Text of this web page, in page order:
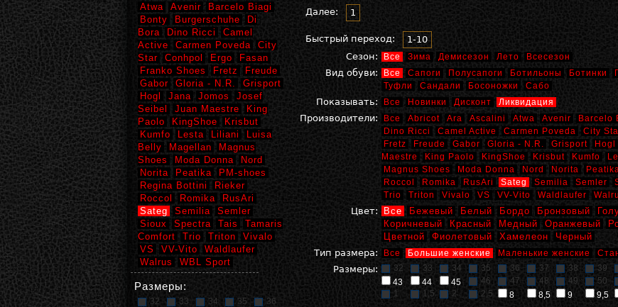
Далее: 1
Быстрый переход:
1-10
Сезон:
Все Зима Демисезон Лето Всесезон
Вид обуви: Все Сапоги Полусапоги Ботильоны Ботинки
Туфли
Сандали Босоножки Сабо
Показывать: Все Новинки Дисконт Ликвидация
Производители: Все Abricot Ara Ascalini Atwa Avenir Barcelo
Dino Ricci
Camel Active Carmen Poveda City
Fretz
Freude Gabor Gloria - N.R. Grisport Hogl
Maestre
King Paolo KingShoe Krisbut Kumfo
Magnus Shoes
Moda Donna Nord Norita
Roccol
Romika RusAri Sateg Semilia Semler
Trio
Triton Vivalo VS VV-Vito Waldlaufer
Цвет: Все Бежевый Белый Бордо Бронзовый
Коричневый
Красный Медный Оранжевый
Цветной
Фиолетовый Хамелеон
Черный
Тип размера:
Все Большие женские Маленькие женские
Размеры: 32 33 34 35 36 37 38 39
43
44 45 46 47 48 49 50
1
1,5 2 2,5 8 8,5 9 9,5
Atwa
Avenir
Barcelo Biagi
Bonty
Burgerschuhe
Di
Bora
Dino Ricci
Camel
Active
Carmen Poveda
City
Star
Conhpol Ergo
Fasan
Franko Shoes
Fretz
Freude
Gabor
Gloria - N.R.
Grisport
Hogl
Jana Jomos
Josef
Seibel
Juan Maestre
King
Paolo
KingShoe
Krisbut
Kumfo
Lesta Liliani
Luisa
Belly
Magellan
Magnus
Shoes
Moda Donna
Nord
Norita
Peatika
PM-shoes
Regina Bottini
Rieker
Roccol
Romika
RusAri
Sateg
Semilia
Semler
Sioux
Spectra Tais
Tamaris
Comfort
Trio Triton
Vivalo
VS
VV-Vito
Waldlaufer
Walrus
WBL Sport
Размеры:
32 33 34 35
36